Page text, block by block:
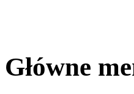
Główne